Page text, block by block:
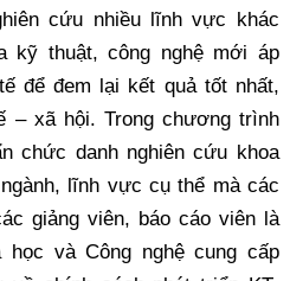
cứu nhiều lĩnh vực khác
kỹ thuật, công nghệ mới áp
để đem lại kết quả tốt nhất,
– xã hội. Trong chương trình
chức danh nghiên cứu khoa
lĩnh vực cụ thể mà các
giảng viên, báo cáo viên là
học và Công nghệ cung cấp